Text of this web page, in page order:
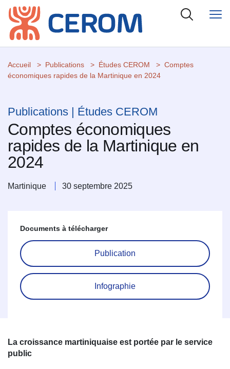
Accueil Publications Études CEROM
Comptes
économiques rapides de la Martinique en 2024
Publications | Études CEROM
Comptes économiques
rapides de la Martinique en
2024
Martinique 30 septembre 2025
Documents à télécharger
Publication
Infographie
La croissance martiniquaise est portée par le service
public